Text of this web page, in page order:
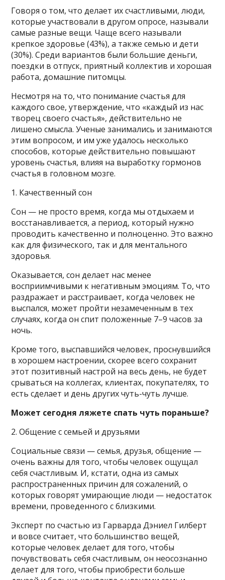
Говоря о том, что делает их счастливыми, люди,
которые участвовали в другом опросе, называли
самые разные вещи. Чаще всего называли
крепкое здоровье (43%), а также семью и дети
(30%). Среди вариантов были большие деньги,
поездки в отпуск, приятный коллектив и хорошая
работа, домашние питомцы.
Несмотря на то, что понимание счастья для
каждого свое, утверждение, что «каждый из нас
творец своего счастья», действительно не
лишено смысла. Ученые занимались и занимаются
этим вопросом, и им уже удалось несколько
способов, которые действительно повышают
уровень счастья, влияя на выработку гормонов
счастья в головном мозге.
1. Качественный сон
Сон — не просто время, когда мы отдыхаем и
восстанавливается, а период, который нужно
проводить качественно и полноценно. Это важно
как для физического, так и для ментального
здоровья.
Оказывается, сон делает нас менее
восприимчивыми к негативным эмоциям. То, что
раздражает и расстраивает, когда человек не
выспался, может пройти незамеченным в тех
случаях, когда он спит положенные 7–9 часов за
ночь.
Кроме того, выспавшийся человек, проснувшийся
в хорошем настроении, скорее всего сохранит
этот позитивный настрой на весь день, не будет
срываться на коллегах, клиентах, покупателях, то
есть сделает и день других чуть-чуть лучше.
Может сегодня ляжете спать чуть пораньше?
2. Общение с семьей и друзьями
Социальные связи — семья, друзья, общение —
очень важны для того, чтобы человек ощущал
себя счастливым. И, кстати, одна из самых
распространенных причин для сожалений, о
которых говорят умирающие люди — недостаток
времени, проведенного с близкими.
Эксперт по счастью из Гарварда Дэниел Гилберт
и вовсе считает, что большинство вещей,
которые человек делает для того, чтобы
почувствовать себя счастливым, он неосознанно
делает для того, чтобы приобрести больше